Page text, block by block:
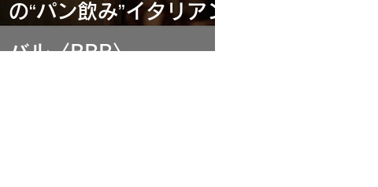
の“パン飲み”イタリアン
バル〈BBB〉